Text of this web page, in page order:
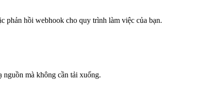
phản hồi webhook cho quy trình làm việc của bạn.
mà không cần tải xuống.